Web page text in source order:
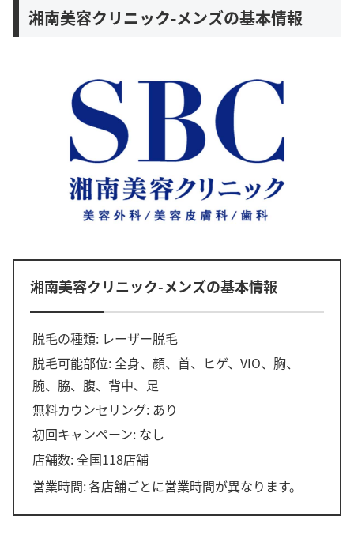
湘南美容クリニック-メンズの基本情報
湘南美容クリニック-メンズの基本情報
脱毛の種類: レーザー脱毛
脱毛可能部位: 全身、顔、首、ヒゲ、VIO、胸、
腕、脇、腹、背中、足
無料カウンセリング: あり
初回キャンペーン: なし
店舗数: 全国118店舗
営業時間:各店舗ごとに営業時間が異なります。